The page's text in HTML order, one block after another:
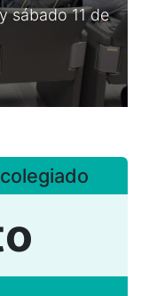
sábado 11 de